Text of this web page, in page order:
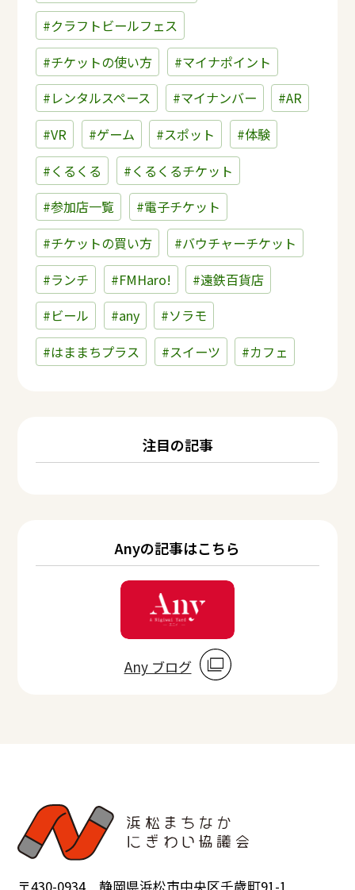
#クラフトビールフェス
#チケットの使い方
#マイナポイント
#レンタルスペース
#マイナンバー
#AR
#VR
#ゲーム #スポット
#体験
#くるくる
#くるくるチケット
#参加店一覧
#電子チケット
#チケットの買い方
#バウチャーチケット
#ランチ
#FMHaro!
#遠鉄百貨店
#ビール
#any
#ソラモ
#はままちプラス
#スイーツ #カフェ
注目の記事
Anyの記事はこちら
Any ブログ
〒430-0934 静岡県浜松市中央区千歳町91-1